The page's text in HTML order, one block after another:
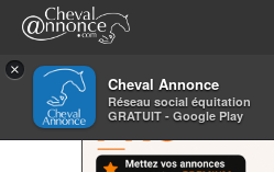
×
Cheval Annonce
Réseau social équitation
GRATUIT - Google Play